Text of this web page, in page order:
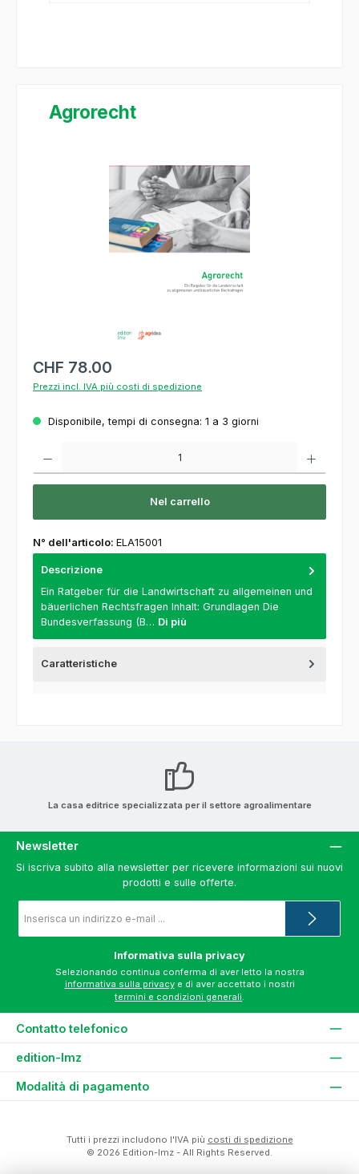
Agrorecht
Salta la galleria di immagini
CHF 78.00
Prezzi incl. IVA più costi di spedizione
Disponibile, tempi di consegna: 1 a 3 giorni
Nel carrello
N° dell'articolo: ELA15001
Descrizione
Ein Ratgeber für die Landwirtschaft zu allgemeinen und
bäuerlichen Rechtsfragen Inhalt: Grundlagen Die
Bundesverfassung (B… Di più
Caratteristiche
La casa editrice specializzata per il settore agroalimentare
Newsletter
Si iscriva subito alla newsletter per ricevere informazioni sui nuovi
prodotti e sulle offerte.
e-
*
Informativa sulla privacy
informativa sulla privacy
termini e condizioni generali
Contatto telefonico
edition-lmz
Modalità di pagamento
Tutti i prezzi includono l'IVA più costi di spedizione
© 2026 Edition-lmz - All Rights Reserved.